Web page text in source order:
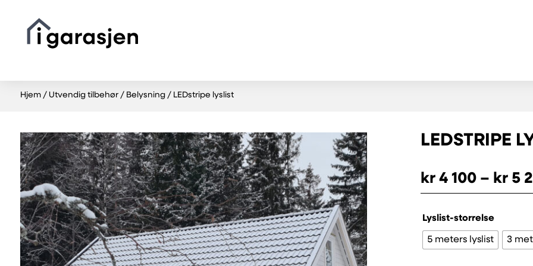
Hjem/ Utvendig tilbehør/ Belysning/ LEDstripe lyslist
LEDSTRIPE
kr 4 100 – kr 5
Lyslist-storrelse
5 meters lyslist 3